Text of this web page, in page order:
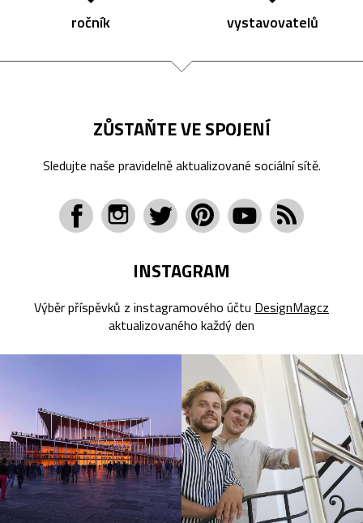
ročník vystavovatelů
ZŮSTAŇTE VE SPOJENÍ
Sledujte naše pravidelně aktualizované sociální sítě.
INSTAGRAM
Výběr příspěvků z instagramového účtu DesignMagcz
aktualizovaného každý den